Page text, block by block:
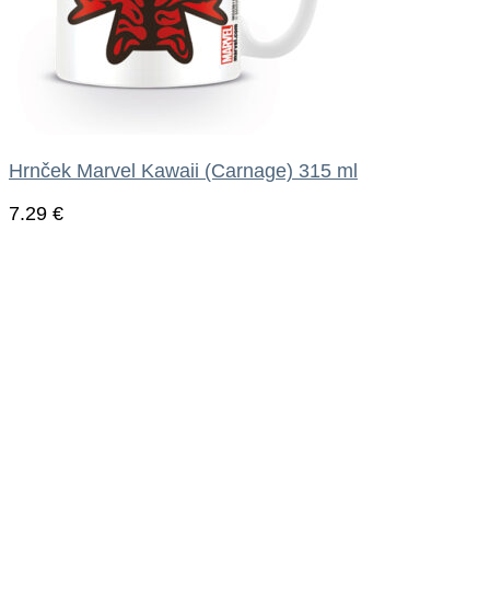
Hrnček Marvel Kawaii (Carnage) 315 ml
7.29 €